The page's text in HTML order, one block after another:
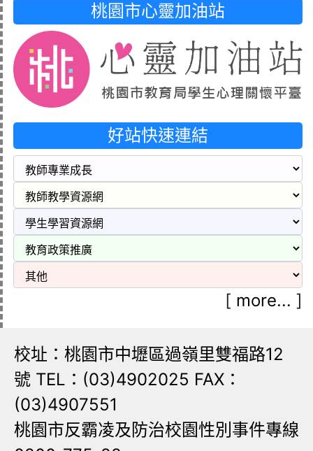
桃園市心靈加油站
好站快速連結
[ more... ]
校址：桃園市中壢區過嶺里雙福路12
號 TEL：(03)4902025 FAX：
(03)4907551
桃園市反霸凌及防治校園性別事件專線